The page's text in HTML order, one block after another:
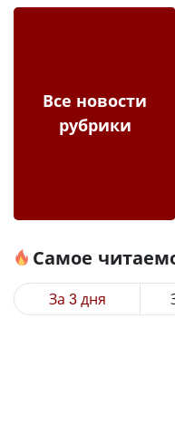
Все новости
рубрики
Самое
За 3 дня